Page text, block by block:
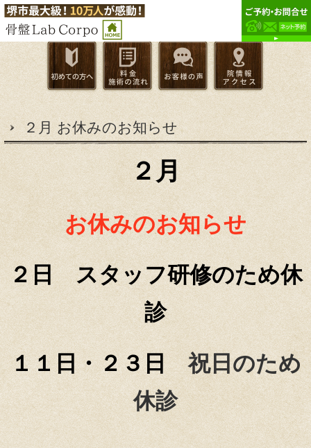
２月 お休みのお知らせ
２月
お休みのお知らせ
２日 スタッフ研修のため休
診
１１日・２３日祝日のため
休診